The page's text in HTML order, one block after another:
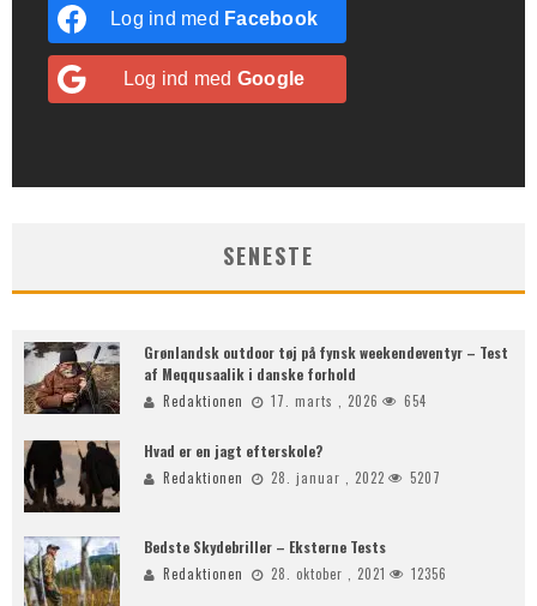
Log ind med Facebook
Log ind med Google
SENESTE
Grønlandsk outdoor tøj på fynsk weekendeventyr – Test
af Meqqusaalik i danske forhold
Redaktionen 17. marts , 2026 654
Hvad er en jagt efterskole?
Redaktionen 28. januar , 2022 5207
Bedste Skydebriller – Eksterne Tests
Redaktionen 28. oktober , 2021 12356